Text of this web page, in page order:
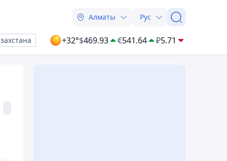
Алматы Рус
+32°$469.93 €541.64 ₽5.71